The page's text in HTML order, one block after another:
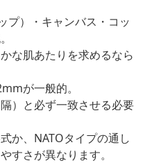
プ）・キャンバス・コッ
な肌あたりを求めるなら
が一般的。
）と必ず一致させる必要
か、NATOタイプの通し
すさが異なります。